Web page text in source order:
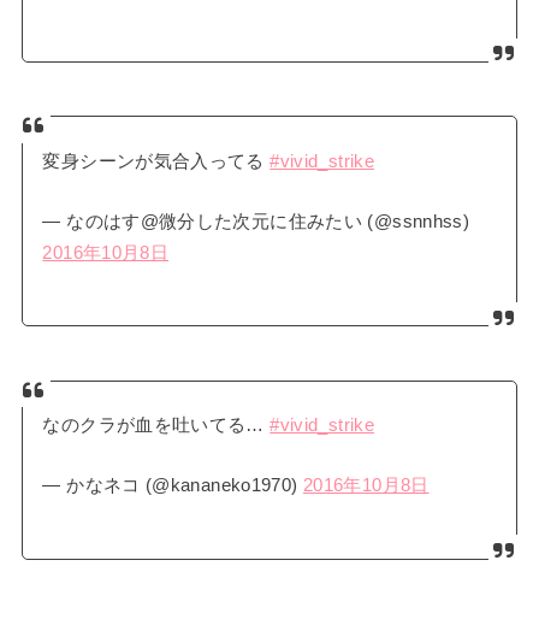
変身シーンが気合入ってる#vivid_strike
— なのはす@微分した次元に住みたい (@ssnnhss)
2016年10月8日
なのクラが血を吐いてる…#vivid_strike
— かなネコ (@kananeko1970) 2016年10月8日